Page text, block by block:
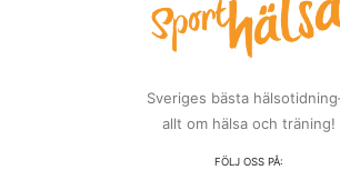
Sveriges bästa
allt om hälsa och träning!
FÖLJ OSS PÅ: